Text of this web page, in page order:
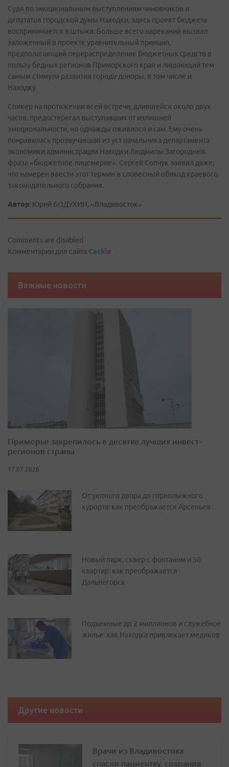
Судя по эмоциональным выступлениям чиновников и
депутатов городской думы Находки, здесь проект бюджета
воспринимается в штыки. Больше всего нареканий вызвал
заложенный в проекте уравнительный принцип,
предполагающий перераспределение бюджетных средств в
пользу бедных регионов Приморского края и лишающий тем
самым стимула развития города-доноры, в том числе и
Находку.
Спикер на протяжении всей встречи, длившейся около двух
часов, предостерегал выступавших от излишней
эмоциональности, но однажды оживился и сам. Ему очень
понравилась прозвучавшая из уст начальника департамента
экономики администрации Находки Людмилы Загороднюк
фраза «бюджетное лицемерие». Сергей Сопчук заявил даже,
что намерен ввести этот термин в словесный обиход краевого
законодательного собрания.
Автор: Юрий БОДУХИН, «Владивосток»
Comments are disabled
Комментарии для сайта Cackle
Важные новости
Приморье закрепилось в десятке лучших инвест-
регионов страны
17.07.2026
От уютного двора до горнолыжного
курорта: как преображается Арсеньев
Новый парк, сквер с фонтаном и 50
квартир: как преображается
Дальнегорск
Подъемные до 2 миллионов и служебное
жилье: как Находка привлекает медиков
Другие новости
Врачи из Владивостока
спасли пациентку, сохранив